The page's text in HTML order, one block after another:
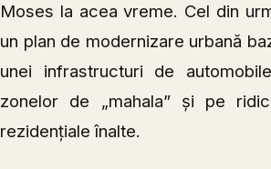
Moses la acea vreme. Cel din
un plan de modernizare urbană
unei infrastructuri de
zonelor de „mahala” și pe
rezidențiale înalte.